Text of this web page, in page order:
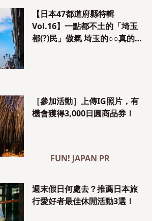
【日本47都道府縣特輯
Vol.16】一點都不土的「埼玉
都(?)民」傲氣 埼玉的○○真的很
［參加活動］上傳IG照片，有
機會獲得3,000日圓商品券！
FUN! JAPAN PR
週末假日何處去？推薦日本旅
行愛好者最佳休閒活動3選！